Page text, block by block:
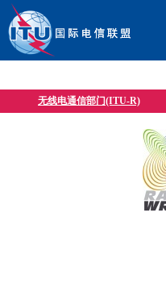
无线电通信部门(ITU-R)